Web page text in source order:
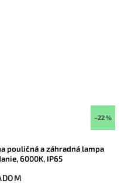
–22 %
pouličná a záhradná lampa
6000K, IP65